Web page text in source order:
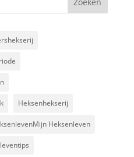
Heksenhekserij
Heksenleven